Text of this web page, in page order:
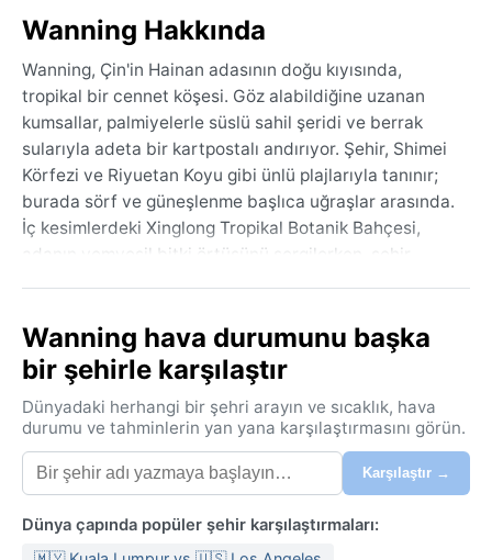
Wanning Hakkında
Wanning, Çin'in Hainan adasının doğu kıyısında,
tropikal bir cennet köşesi. Göz alabildiğine uzanan
kumsallar, palmiyelerle süslü sahil şeridi ve berrak
sularıyla adeta bir kartpostalı andırıyor. Şehir, Shimei
Körfezi ve Riyuetan Koyu gibi ünlü plajlarıyla tanınır;
burada sörf ve güneşlenme başlıca uğraşlar arasında.
İç kesimlerdeki Xinglong Tropikal Botanik Bahçesi,
adanın yemyeşil bitki örtüsünü sergilerken, şehir
doğal güzellikleri ve sakin yaşam temposu, Wanning'i
dinlenmek isteyen gezginler için ideal bir durak haline
getiriyor.
Köppen iklim sınıflandırmasına göre Aw, yani tropikal
savan iklimi hüküm sürüyor. Yıl boyunca sıcaklık
ortalama 24-28°C arasında seyrediyor, ancak
mevsimler yağış miktarıyla belirginleşiyor. Yazlar
(Mayıs-Ekim) sıcak, bunaltıcı derecede nemli ve bol
yağışlı; muson rüzgarlarıyla gelen sağanaklar sıkça
Wanning hava durumunu başka
bir şehirle karşılaştır
Dünyadaki herhangi bir şehri arayın ve sıcaklık, hava
durumu ve tahminlerin yan yana karşılaştırmasını görün.
Karşılaştır →
Dünya çapında popüler şehir karşılaştırmaları: